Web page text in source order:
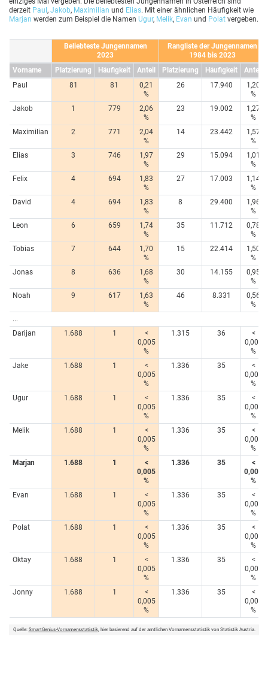
derzeit Paul , Jakob, Maximilian und Elias. Mit einer ähnlichen Häufigkeit wie
Marjan werden zum Beispiel die Namen Ugur, Melik, Evan und Polat vergeben.
Beliebteste Jungennamen
2023
Rangliste der Jungennamen
1984 bis 2023
Vorname
Platzierung Häufigkeit Anteil Platzierung Häufigkeit
Anteil
Paul
81 81
0,21
%
26 17.940
1,20
%
Jakob
1 779
2,06
%
23 19.002
1,27
%
Maximilian
2 771
2,04
%
14 23.442
1,57
%
Elias
3 746
1,97
%
29 15.094
1,01
%
Felix
4 694
1,83
%
27 17.003
1,14
%
David
4 694
1,83
%
8 29.400
1,96
%
Leon
6 659
1,74
%
35 11.712
0,78
%
Tobias
7 644
1,70
%
15 22.414
1,50
%
Jonas
8 636
1,68
%
30 14.155
0,95
%
Noah
9 617
1,63
%
46 8.331
0,56
%
...
Darijan
1.688 1
<
0,005
%
1.315 36
<
0,005
%
Jake
1.688 1
<
0,005
%
1.336 35
<
0,005
%
Ugur
1.688 1
<
0,005
%
1.336 35
<
0,005
%
Melik
1.688 1
<
0,005
%
1.336 35
<
0,005
%
Marjan
1.688 1
<
0,005
%
1.336 35
<
0,005
%
Evan
1.688 1
<
0,005
%
1.336 35
<
0,005
%
Polat
1.688 1
<
0,005
%
1.336 35
<
0,005
%
Oktay
1.688 1
<
0,005
%
1.336 35
<
0,005
%
Jonny
1.688 1
<
0,005
%
1.336 35
<
0,005
%
Quelle: SmartGenius-Vornamensstatistik, hier basierend auf der amtlichen Vornamensstatistik von Statistik Austria.